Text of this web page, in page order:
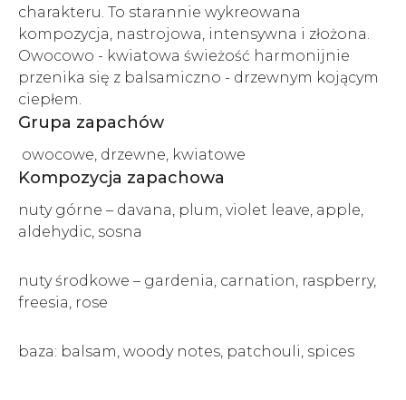
charakteru. To starannie wykreowana
kompozycja, nastrojowa, intensywna i złożona.
Owocowo - kwiatowa świeżość harmonijnie
przenika się z balsamiczno - drzewnym kojącym
ciepłem.
Grupa zapachów
owocowe, drzewne, kwiatowe
Kompozycja zapachowa
nuty górne – davana, plum, violet leave, apple,
aldehydic, sosna
nuty środkowe – gardenia, carnation, raspberry,
freesia, rose
baza: balsam, woody notes, patchouli, spices